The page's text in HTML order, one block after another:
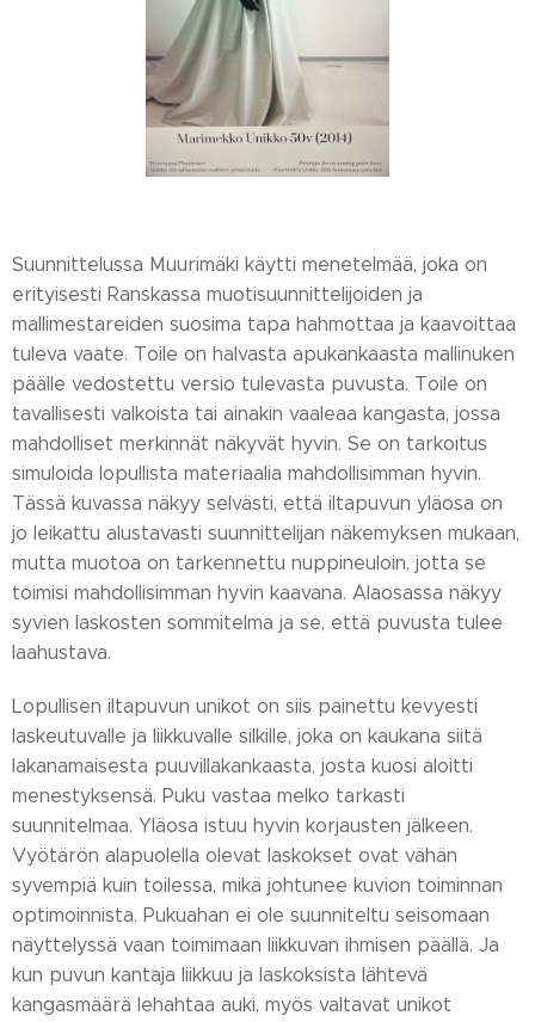
Suunnittelussa Muurimäki käytti menetelmää, joka on
erityisesti Ranskassa muotisuunnittelijoiden ja
mallimestareiden suosima tapa hahmottaa ja kaavoittaa
tuleva vaate. Toile on halvasta apukankaasta mallinuken
päälle vedostettu versio tulevasta puvusta. Toile on
tavallisesti valkoista tai ainakin vaaleaa kangasta, jossa
mahdolliset merkinnät näkyvät hyvin. Se on tarkoitus
simuloida lopullista materiaalia mahdollisimman hyvin.
Tässä kuvassa näkyy selvästi, että iltapuvun yläosa on
jo leikattu alustavasti suunnittelijan näkemyksen mukaan,
mutta muotoa on tarkennettu nuppineuloin, jotta se
toimisi mahdollisimman hyvin kaavana. Alaosassa näkyy
syvien laskosten sommitelma ja se, että puvusta tulee
laahustava.
Lopullisen iltapuvun unikot on siis painettu kevyesti
laskeutuvalle ja liikkuvalle silkille, joka on kaukana siitä
lakanamaisesta puuvillakankaasta, josta kuosi aloitti
menestyksensä. Puku vastaa melko tarkasti
suunnitelmaa. Yläosa istuu hyvin korjausten jälkeen.
Vyötärön alapuolella olevat laskokset ovat vähän
syvempiä kuin toilessa, mikä johtunee kuvion toiminnan
optimoinnista. Pukuahan ei ole suunniteltu seisomaan
näyttelyssä vaan toimimaan liikkuvan ihmisen päällä. Ja
kun puvun kantaja liikkuu ja laskoksista lähtevä
kangasmäärä lehahtaa auki, myös valtavat unikot